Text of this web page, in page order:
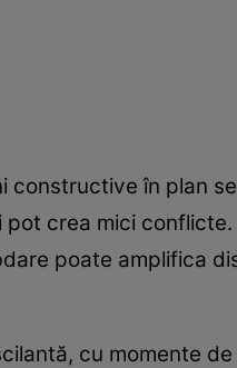
constructive în plan
crea mici
poate amplifica
cu momente